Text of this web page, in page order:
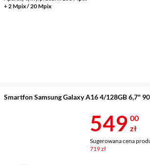
+ 2 Mpix / 20 Mpix
Smartfon Samsung Galaxy A16 4/128GB 6,7"
Cena
549 00
zł
Sugerowana cena
719 zł